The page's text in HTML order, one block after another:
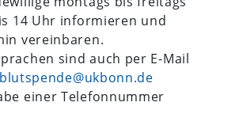
14 Uhr informieren und
vereinbaren.
sind auch per E-Mail
einer Telefonnummer